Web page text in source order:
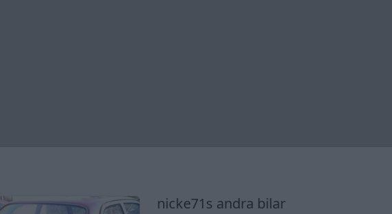
nicke71s andra bilar